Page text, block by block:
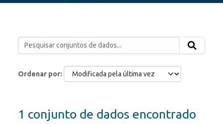
Ordenar por
1 conjunto de dados encontrado